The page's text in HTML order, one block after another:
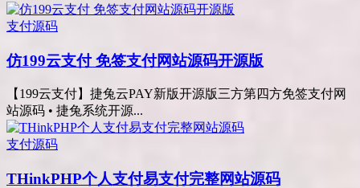
支付源码
仿199云支付 免签支付网站源码开源版
【199云支付】捷兔云PAY新版开源版三方第四方免签支付网
站源码 • 捷兔系统开源...
支付源码
THinkPHP个人支付易支付完整网站源码